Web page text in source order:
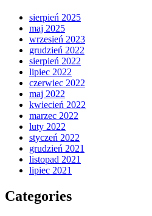
sierpień 2025
maj 2025
wrzesień 2023
grudzień 2022
sierpień 2022
lipiec 2022
czerwiec 2022
maj 2022
kwiecień 2022
marzec 2022
luty 2022
styczeń 2022
grudzień 2021
listopad 2021
lipiec 2021
Categories